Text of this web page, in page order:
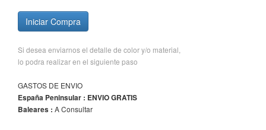
Iniciar Compra
Si desea enviarnos el detalle de color y/o material,
lo podra realizar en el siguiente paso
GASTOS DE ENVIO
España Peninsular : ENVIO GRATIS
Baleares : A Consultar